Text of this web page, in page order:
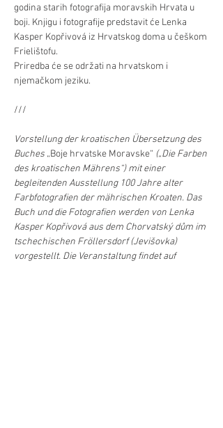
godina starih fotografija moravskih Hrvata u
boji. Knjigu i fotografije predstavit će Lenka
Kasper Kopřivová iz Hrvatskog doma u češkom
Frielištofu.
Priredba će se održati na hrvatskom i
njemačkom jeziku.
///
Vorstellung der kroatischen Übersetzung des
Buches „Boje hrvatske Moravske“ („Die Farben
des kroatischen Mährens“) mit einer
begleitenden Ausstellung 100 Jahre alter
Farbfotografien der mährischen Kroaten. Das
Buch und die Fotografien werden von Lenka
Kasper Kopřivová aus dem Chorvatský dům im
tschechischen Fröllersdorf (Jevišovka)
vorgestellt. Die Veranstaltung findet auf